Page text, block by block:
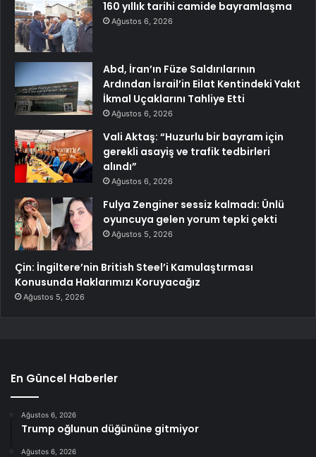
160 yıllık tarihi camide bayramlaşma
Ağustos 6, 2026
Abd, İran’ın Füze Saldırılarının
Ardından İsrail’in Eilat Kentindeki Yakıt
İkmal Uçaklarını Tahliye Etti
Ağustos 6, 2026
Vali Aktaş: “Huzurlu bir bayram için
gerekli asayiş ve trafik tedbirleri
alındı”
Ağustos 6, 2026
Fulya Zenginer sessiz kalmadı: Ünlü
oyuncuya gelen yorum tepki çekti
Ağustos 5, 2026
Çin: İngiltere’nin British Steel’i Kamulaştırması
Konusunda Haklarımızı Koruyacağız
Ağustos 5, 2026
En Güncel Haberler
Ağustos 6, 2026
Trump oğlunun düğününe gitmiyor
Ağustos 6, 2026